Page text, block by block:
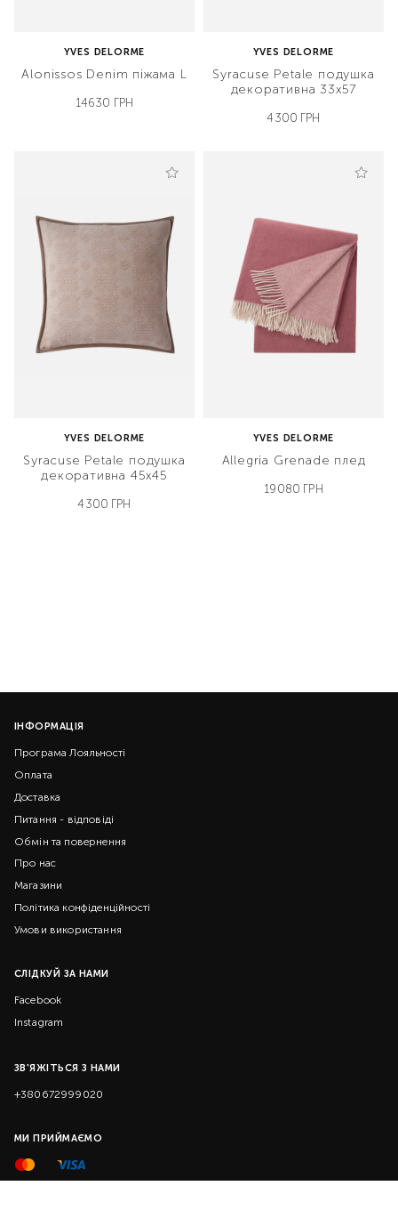
YVES DELORME
Alonissos Denim піжама L
14630 ГРН
YVES DELORME
Syracuse Petale подушка
декоративна 33х57
4300 ГРН
YVES DELORME
Syracuse Petale подушка
декоративна 45х45
4300 ГРН
YVES DELORME
Allegria Grenade плед
19080 ГРН
ІНФОРМАЦІЯ
Програма Лояльності
Оплата
Доставка
Питання - відповіді
Обмін та повернення
Про нас
Магазини
Політика конфіденційності
Умови використання
СЛІДКУЙ ЗА НАМИ
Facebook
Instagram
ЗВ'ЯЖІТЬСЯ З НАМИ
+380672999020
МИ ПРИЙМАЄМО